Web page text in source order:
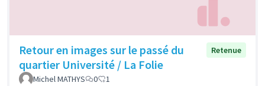
Retour en images sur le passé du
quartier Université / La Folie
Retenue
Michel MATHYS 0 1